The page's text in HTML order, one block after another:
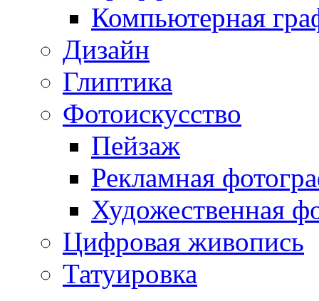
Компьютерная
Дизайн
Глиптика
Фотоискусство
Пейзаж
Рекламная
Художественная
Цифровая живопись
Татуировка